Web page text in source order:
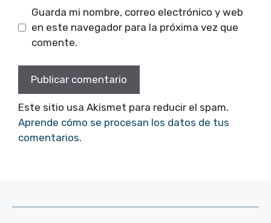
Guarda mi nombre, correo electrónico y web
en este navegador para la próxima vez que
comente.
Este sitio usa Akismet para reducir el spam.
Aprende cómo se procesan los datos de tus
comentarios.